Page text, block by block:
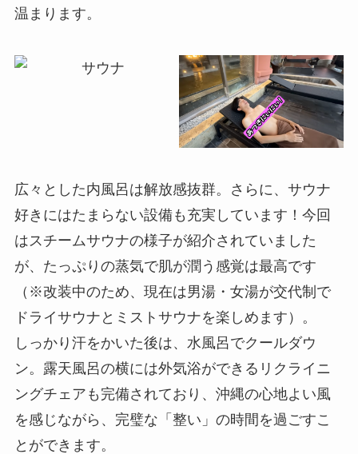
温まります。
広々とした内風呂は解放感抜群。さらに、サウナ
好きにはたまらない設備も充実しています！今回
はスチームサウナの様子が紹介されていました
が、たっぷりの蒸気で肌が潤う感覚は最高です
（※改装中のため、現在は男湯・女湯が交代制で
ドライサウナとミストサウナを楽しめます）。
しっかり汗をかいた後は、水風呂でクールダウ
ン。露天風呂の横には外気浴ができるリクライニ
ングチェアも完備されており、沖縄の心地よい風
を感じながら、完璧な「整い」の時間を過ごすこ
とができます。